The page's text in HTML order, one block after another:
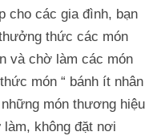
cho các gia đình, bạn
thức các món
và chờ làm các món
món “ bánh ít nhân
món thương hiệu
không đặt nơi